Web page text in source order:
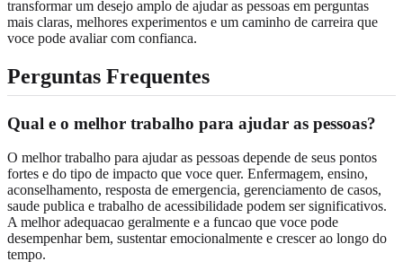
transformar um desejo amplo de ajudar as pessoas em perguntas
mais claras, melhores experimentos e um caminho de carreira que
voce pode avaliar com confianca.
Perguntas Frequentes
Qual e o melhor trabalho para ajudar as pessoas?
O melhor trabalho para ajudar as pessoas depende de seus pontos
fortes e do tipo de impacto que voce quer. Enfermagem, ensino,
aconselhamento, resposta de emergencia, gerenciamento de casos,
saude publica e trabalho de acessibilidade podem ser significativos.
A melhor adequacao geralmente e a funcao que voce pode
desempenhar bem, sustentar emocionalmente e crescer ao longo do
tempo.